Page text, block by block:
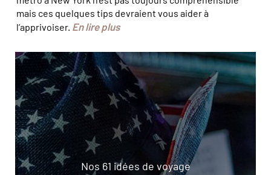
mais ces quelques tips devraient vous aider à
l’apprivoiser. En lire plus
Nos 61 idées de voyage